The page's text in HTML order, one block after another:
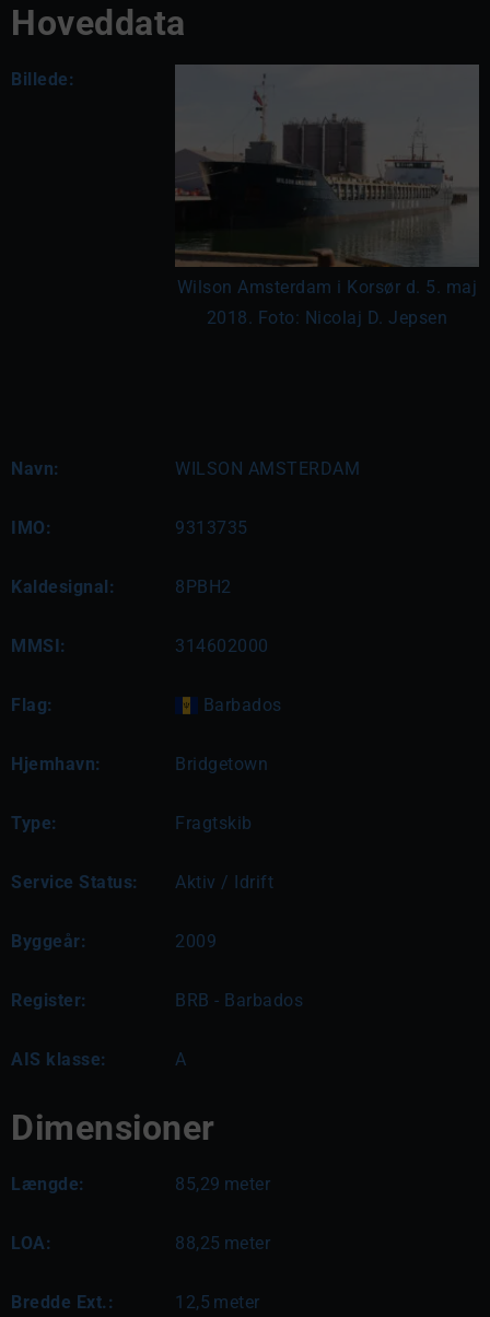
Hoveddata
Billede:
Wilson Amsterdam i Korsør d. 5. maj
2018. Foto: Nicolaj D. Jepsen
Navn: WILSON AMSTERDAM
IMO: 9313735
Kaldesignal: 8PBH2
MMSI: 314602000
Flag: Barbados
Hjemhavn: Bridgetown
Type: Fragtskib
Service Status: Aktiv / Idrift
Byggeår: 2009
Register: BRB - Barbados
AIS klasse: A
Dimensioner
Længde: 85,29 meter
LOA: 88,25 meter
Bredde Ext.: 12,5 meter